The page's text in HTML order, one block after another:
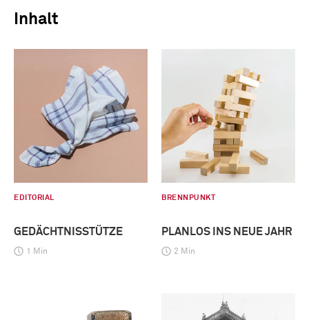
Inhalt
EDITORIAL
GEDÄCHTNISSTÜTZE
1 Min
BRENNPUNKT
PLANLOS INS NEUE JAHR
2 Min